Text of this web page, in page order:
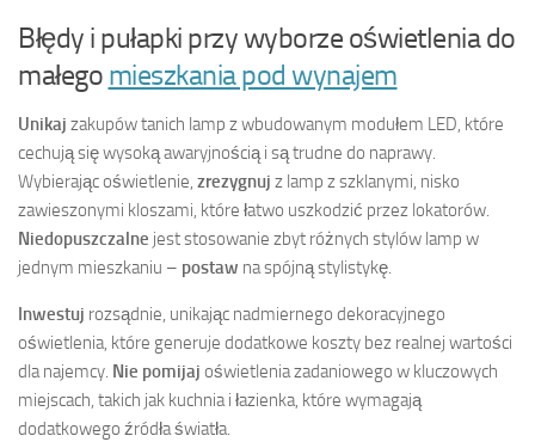
Błędy i pułapki przy wyborze oświetlenia do
małego mieszkania pod wynajem
Unikaj zakupów tanich lamp z wbudowanym modułem LED, które
cechują się wysoką awaryjnością i są trudne do naprawy.
Wybierając oświetlenie, zrezygnuj z lamp z szklanymi, nisko
zawieszonymi kloszami, które łatwo uszkodzić przez lokatorów.
Niedopuszczalne jest stosowanie zbyt różnych stylów lamp w
jednym mieszkaniu – postaw na spójną stylistykę.
Inwestuj rozsądnie, unikając nadmiernego dekoracyjnego
oświetlenia, które generuje dodatkowe koszty bez realnej wartości
dla najemcy. Nie pomijaj oświetlenia zadaniowego w kluczowych
miejscach, takich jak kuchnia i łazienka, które wymagają
dodatkowego źródła światła.